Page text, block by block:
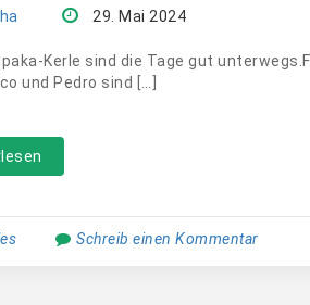
29. Mai 2024
Kerle sind die Tage gut
und Pedro sind […]
Schreib einen Kommentar